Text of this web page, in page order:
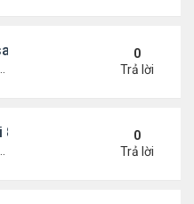
nhiều năm ở ẩn
0
Trả lời
8.5 triệu để xóa ràng buộc
0
Trả lời